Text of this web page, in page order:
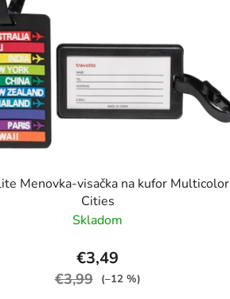
Menovka-visačka na kufor Multicolor
Cities
Skladom
€3,49
€3,99 (–12 %)